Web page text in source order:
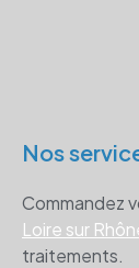
Nos
Commandez
Loire sur
traitements.